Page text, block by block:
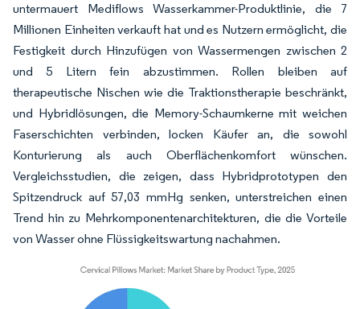
untermauert Mediflows Wasserkammer-Produktlinie, die 7
Millionen Einheiten verkauft hat und es Nutzern ermöglicht, die
Festigkeit durch Hinzufügen von Wassermengen zwischen 2
und 5 Litern fein abzustimmen. Rollen bleiben auf
therapeutische Nischen wie die Traktionstherapie beschränkt,
und Hybridlösungen, die Memory-Schaumkerne mit weichen
Faserschichten verbinden, locken Käufer an, die sowohl
Konturierung als auch Oberflächenkomfort wünschen.
Vergleichsstudien, die zeigen, dass Hybridprototypen den
Spitzendruck auf 57,03 mmHg senken, unterstreichen einen
Trend hin zu Mehrkomponentenarchitekturen, die die Vorteile
von Wasser ohne Flüssigkeitswartung nachahmen.